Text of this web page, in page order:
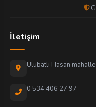
İletişim
Ulubatlı Hasan
0 534 406 27 97